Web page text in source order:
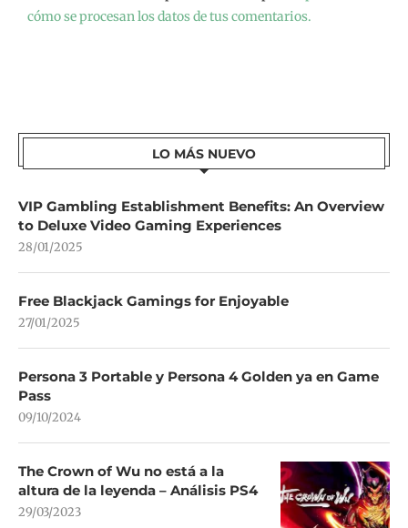
cómo se procesan los datos de tus comentarios.
LO MÁS NUEVO
VIP Gambling Establishment Benefits: An Overview
to Deluxe Video Gaming Experiences
28/01/2025
Free Blackjack Gamings for Enjoyable
27/01/2025
Persona 3 Portable y Persona 4 Golden ya en Game
Pass
09/10/2024
The Crown of Wu no está a la
altura de la leyenda – Análisis PS4
29/03/2023